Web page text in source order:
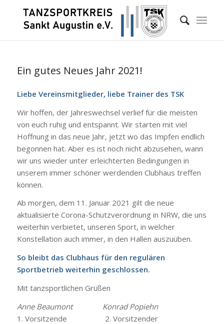
Ein gutes Neues Jahr 2021!
Liebe Vereinsmitglieder, liebe Trainer des TSK
Wir hoffen, der Jahreswechsel verlief für die meisten
von euch ruhig und entspannt. Wir starten mit viel
Hoffnung in das neue Jahr, jetzt wo das Impfen endlich
begonnen hat. Aber es ist noch nicht abzusehen, wann
wir uns wieder unter erleichterten Bedingungen in
unserem immer schöner werdenden Clubhaus treffen
können.
Ab morgen, dem 11. Januar 2021 gilt die neue
aktualisierte Corona-Schutzverordnung in NRW, die uns
weiterhin verbietet, unseren Sport, in welcher
Konstellation auch immer, in den Hallen auszuüben.
So bleibt das Clubhaus für den regulären
Sportbetrieb weiterhin geschlossen.
Mit tanzsportlichen Grüßen
Anne Beaumont Konrad Popiehn
1. Vorsitzende 2. Vorsitzender